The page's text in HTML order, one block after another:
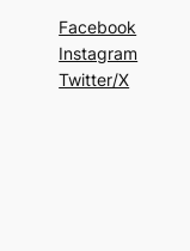
Facebook
Instagram
Twitter/X